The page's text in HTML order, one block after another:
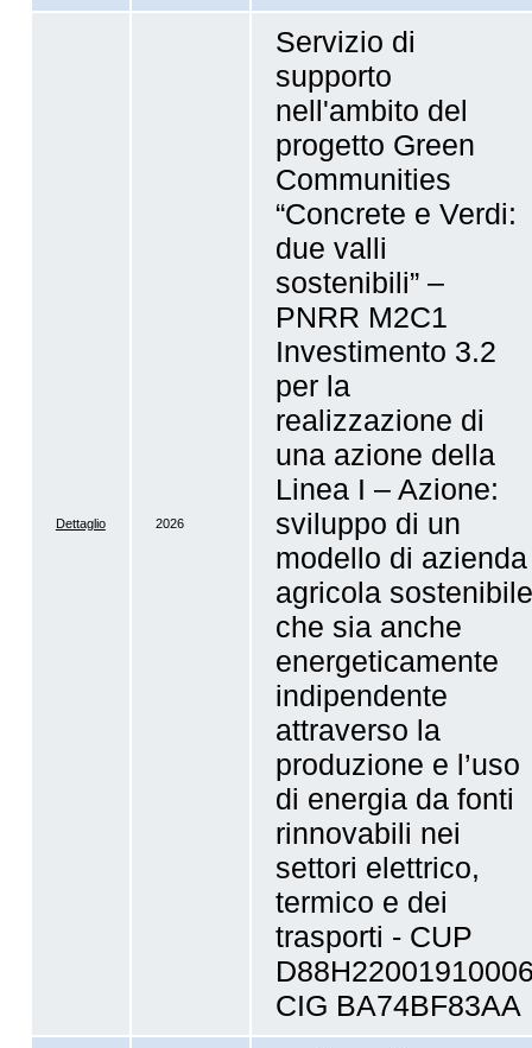
Dettaglio 2026
Servizio di
supporto
nell'ambito del
progetto Green
Communities
“Concrete e Verdi:
due valli
sostenibili” –
PNRR M2C1
Investimento 3.2
per la
realizzazione di
una azione della
Linea I – Azione:
sviluppo di un
modello di azienda
agricola sostenibile
che sia anche
energeticamente
indipendente
attraverso la
produzione e l’uso
di energia da fonti
rinnovabili nei
settori elettrico,
termico e dei
trasporti - CUP
CIG BA74BF83AA